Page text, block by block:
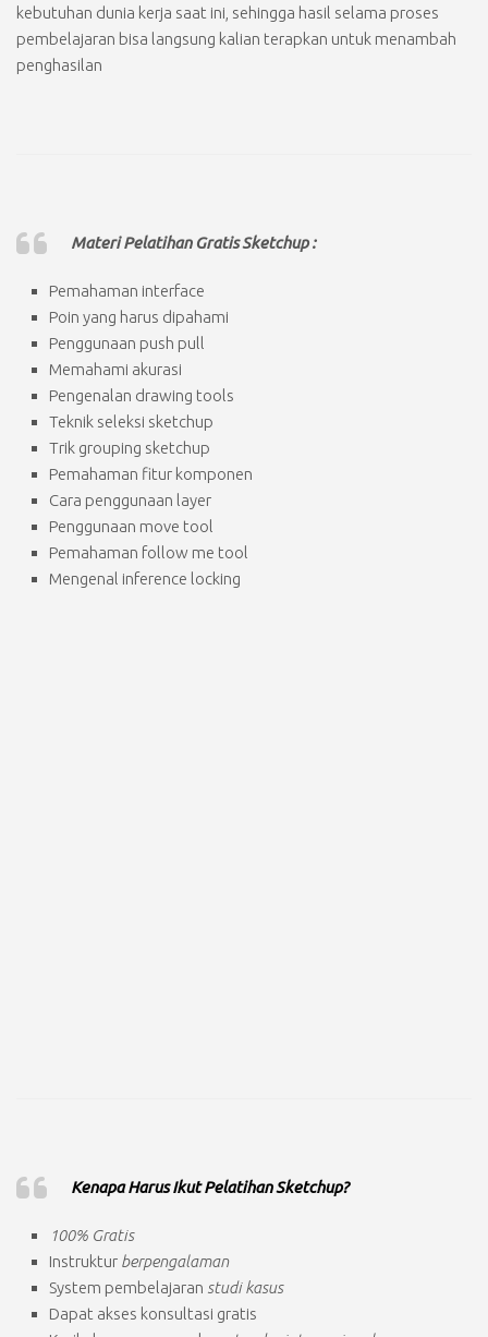
kebutuhan dunia kerja saat ini, sehingga hasil selama proses
pembelajaran bisa langsung kalian terapkan untuk menambah
penghasilan
Materi Pelatihan Gratis Sketchup :
Pemahaman interface
Poin yang harus dipahami
Penggunaan push pull
Memahami akurasi
Pengenalan drawing tools
Teknik seleksi sketchup
Trik grouping sketchup
Pemahaman fitur komponen
Cara penggunaan layer
Penggunaan move tool
Pemahaman follow me tool
Mengenal inference locking
Kenapa Harus Ikut Pelatihan Sketchup?
100% Gratis
Instruktur berpengalaman
System pembelajaran studi kasus
Dapat akses konsultasi gratis